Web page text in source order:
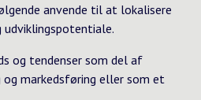
anvende til at lokalisere
udviklingspotentiale.
og tendenser som del af
og markedsføring eller som et